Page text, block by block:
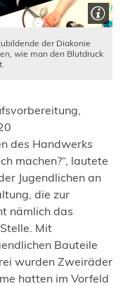
der Diakonie
wie man den Blutdruck
des Handwerks
machen?“, lautete
Jugendlichen an
die zur
nämlich das
Mit
Bauteile
wurden Zweiräder
hatten im Vorfeld